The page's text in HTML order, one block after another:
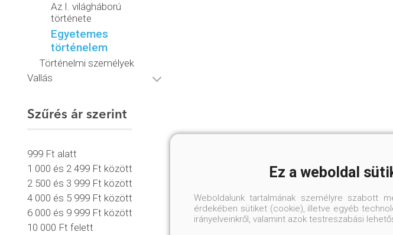
Az I. világháború
története
Egyetemes
történelem
Történelmi személyek
Vallás
Szűrés ár szerint
999 Ft alatt
1 000 és 2 499 Ft között
2 500 és 3 999 Ft között
4 000 és 5 999 Ft között
6 000 és 9 999 Ft között
10 000 Ft felett
Ez a weboldal
Weboldalunk tartalmának személyre szabott
érdekében sütiket (cookie), illetve egyéb
irányelveinkről, valamint azok testreszabási